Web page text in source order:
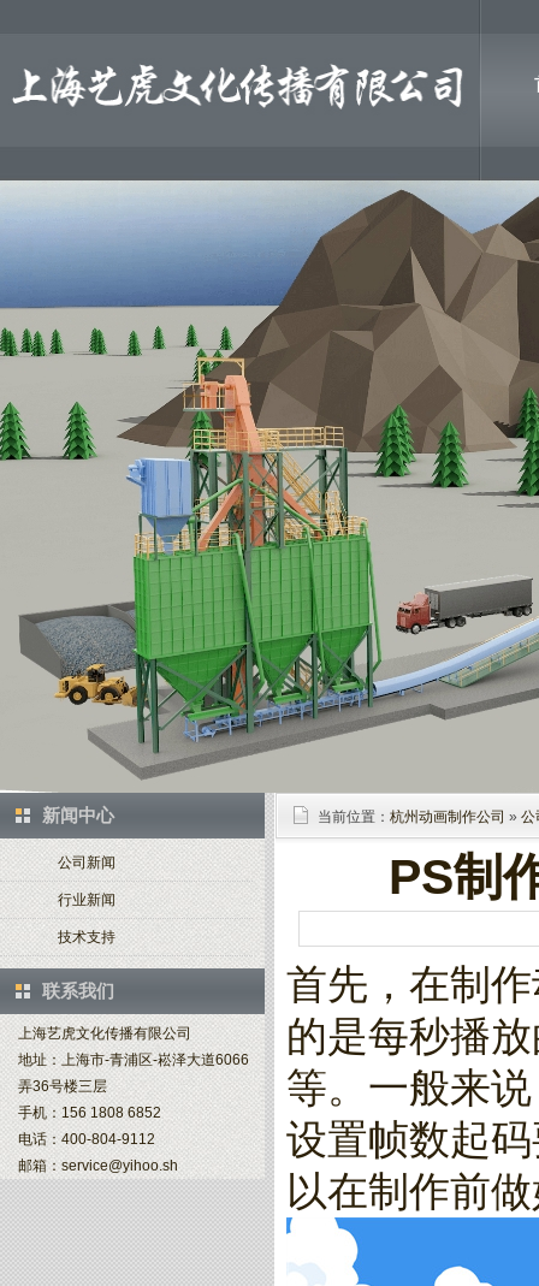
新闻中心
公司新闻
行业新闻
技术支持
联系我们
上海艺虎文化传播有限公司
地址：上海市-青浦区-崧泽大道6066
弄36号楼三层
手机：156 1808 6852
电话：400-804-9112
邮箱：service@yihoo.sh
当前位置： 杭州动画制作公司 » 公
PS制
首先，在制
的是每秒播
等。一般来
设置帧数起
以在制作前